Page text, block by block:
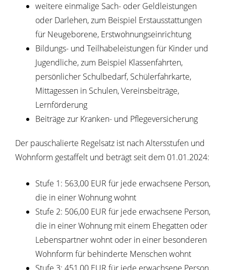
weitere einmalige Sach- oder Geldleistungen
oder Darlehen, zum Beispiel Erstausstattungen
für Neugeborene, Erstwohnungseinrichtung
Bildungs- und Teilhabeleistungen für Kinder und
Jugendliche, zum Beispiel Klassenfahrten,
persönlicher Schulbedarf, Schülerfahrkarte,
Mittagessen in Schulen, Vereinsbeiträge,
Lernförderung
Beiträge zur Kranken- und Pflegeversicherung
Der pauschalierte Regelsatz ist nach Altersstufen und
Wohnform gestaffelt und beträgt seit dem 01.01.2024:
Stufe 1: 563,00 EUR für jede erwachsene Person,
die in einer Wohnung wohnt
Stufe 2: 506,00 EUR für jede erwachsene Person,
die in einer Wohnung mit einem Ehegatten oder
Lebenspartner wohnt oder in einer besonderen
Wohnform für behinderte Menschen wohnt